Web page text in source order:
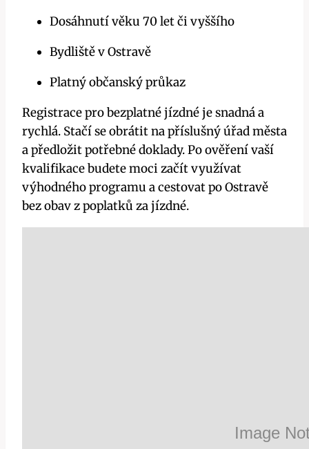
Dosáhnutí věku 70 let či vyššího
Bydliště v Ostravě
Platný občanský průkaz
Registrace pro bezplatné jízdné je snadná a
rychlá. Stačí se obrátit na příslušný úřad města
a předložit potřebné doklady. Po ověření vaší
kvalifikace budete moci začít využívat
výhodného programu a cestovat po Ostravě
bez obav z poplatků za jízdné.